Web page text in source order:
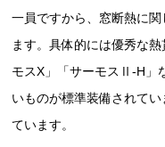
一員ですから、窓断熱に
ます。具体的には優秀な
モスX」「サーモスⅡ-H」
いものが標準装備されて
ています。